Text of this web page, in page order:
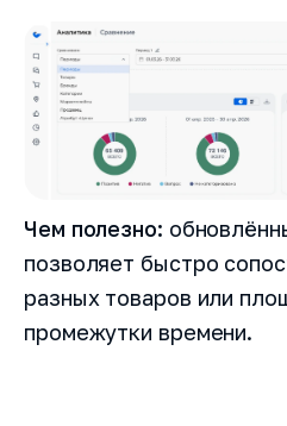
Чем полезно:
позволяет быстро
разных товаров или
промежутки времени.